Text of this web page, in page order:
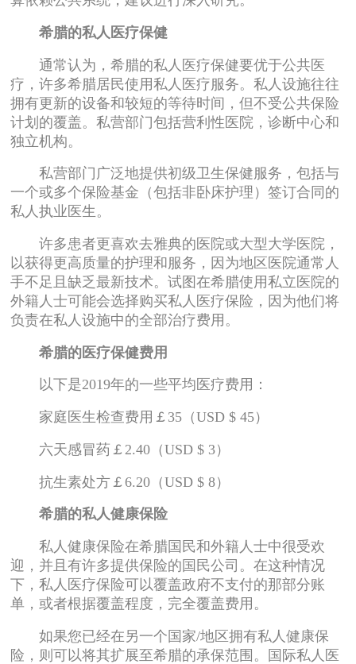
希腊的私人医疗保健
通常认为，希腊的私人医疗保健要优于公共医
疗，许多希腊居民使用私人医疗服务。私人设施往往
拥有更新的设备和较短的等待时间，但不受公共保险
计划的覆盖。私营部门包括营利性医院，诊断中心和
独立机构。
私营部门广泛地提供初级卫生保健服务，包括与
一个或多个保险基金（包括非卧床护理）签订合同的
私人执业医生。
许多患者更喜欢去雅典的医院或大型大学医院，
以获得更高质量的护理和服务，因为地区医院通常人
手不足且缺乏最新技术。试图在希腊使用私立医院的
外籍人士可能会选择购买私人医疗保险，因为他们将
负责在私人设施中的全部治疗费用。
希腊的医疗保健费用
以下是2019年的一些平均医疗费用：
家庭医生检查费用￡35（USD $ 45）
六天感冒药￡2.40（USD $ 3）
抗生素处方￡6.20（USD $ 8）
希腊的私人健康保险
私人健康保险在希腊国民和外籍人士中很受欢
迎，并且有许多提供保险的国民公司。在这种情况
下，私人医疗保险可以覆盖政府不支付的那部分账
单，或者根据覆盖程度，完全覆盖费用。
如果您已经在另一个国家/地区拥有私人健康保
险，则可以将其扩展至希腊的承保范围。国际私人医